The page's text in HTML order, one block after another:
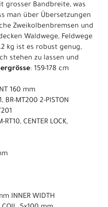
grosser Bandbreite, was
man über Übersetzungen
Zweikolbenbremsen und
Waldwege, Feldwege
kg ist es robust genug,
stehen zu lassen und
: 159-178 cm
160 mm
BR-MT200 2-PISTON
RT10, CENTER LOCK,
INNER WIDTH